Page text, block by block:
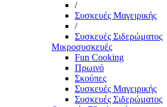
/
Συσκευές Μαγειρικής
/
Συσκευές Σιδερώματος
Μικροσυσκευές
Fun Cooking
Πρωινό
Σκούπες
Συσκευές Μαγειρικής
Συσκευές Σιδερώματος